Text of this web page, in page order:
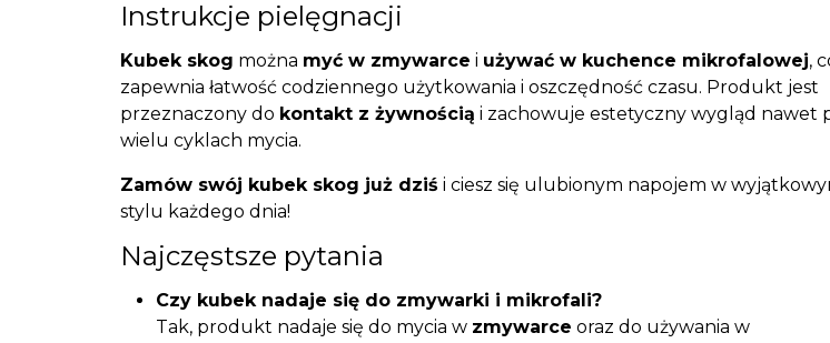
Instrukcje pielęgnacji
Kubek skog można myć w zmywarce i używać w kuchence mikrofalowej,
zapewnia łatwość codziennego użytkowania i oszczędność czasu. Produkt jest
przeznaczony do kontakt z żywnością i zachowuje estetyczny wygląd nawet
wielu cyklach mycia.
Zamów swój kubek skog już dziś i ciesz się ulubionym napojem w
stylu każdego dnia!
Najczęstsze pytania
Czy kubek nadaje się do zmywarki i mikrofali?
Tak, produkt nadaje się do mycia w zmywarce oraz do używania w